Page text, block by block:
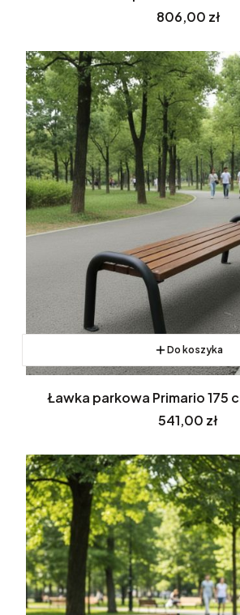
Cena
806,00 zł
Do koszyka
Ławka parkowa Primario 175
Cena
541,00 zł